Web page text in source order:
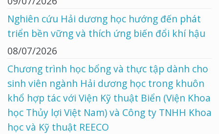
Nghiên cứu Hải dương học hướng đến phát
triển bền vững và thích ứng biến đổi khí hậu
08/07/2026
Chương trình học bổng và thực tập dành cho
sinh viên ngành Hải dương học trong khuôn
khổ hợp tác với Viện Kỹ thuật Biển (Viện Khoa
học Thủy lợi Việt Nam) và Công ty TNHH Khoa
học và Kỹ thuật REECO